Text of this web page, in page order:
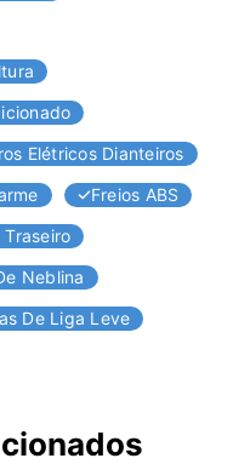
Elétricos Dianteiros
Freios ABS
Neblina
De Liga Leve